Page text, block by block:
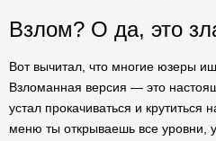
Взлом? О да, это
Вот вычитал, что многие юзеры
Взломанная версия — это
устал прокачиваться и
меню ты открываешь все уровни,